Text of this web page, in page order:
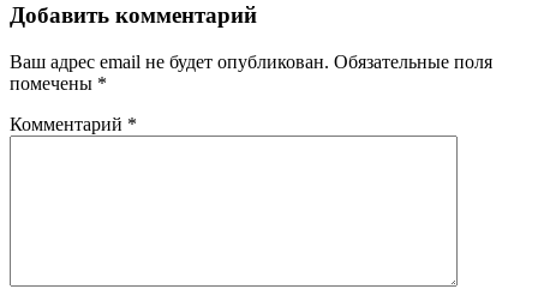
Добавить комментарий
Ваш адрес email не будет опубликован. Обязательные поля
помечены *
Комментарий *